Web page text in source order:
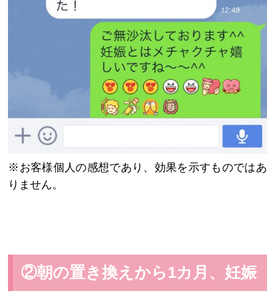
※お客様個人の感想であり、効果を示すものではあ
りません。
②朝の置き換えから1カ月、妊娠